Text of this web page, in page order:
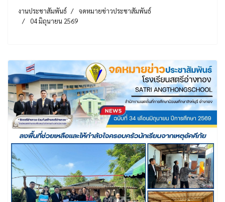
งานประชาสัมพันธ์
จดหมายข่าวประชาสัมพันธ์
04 มิถุนายน 2569